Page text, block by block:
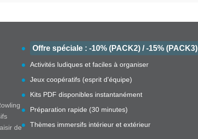
de
Offre spéciale : -10% (PACK2) / -15% (PACK3)
Activités ludiques et faciles à organiser
Jeux coopératifs (esprit d'équipe)
Kits PDF disponibles instantanément
Préparation rapide (30 minutes)
Thèmes immersifs intérieur et extérieur